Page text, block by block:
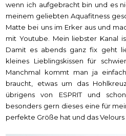
wenn ich aufgebracht bin und es
meinem geliebten Aquafitness
Matte bei uns im Erker aus und
mit Youtube. Mein liebster Kanal
Damit es abends ganz fix geht
kleines Lieblingskissen für
Manchmal kommt man ja
braucht, etwas um das
übrigens von ESPRIT und
besonders gern dieses eine für
perfekte Größe hat und das Velours